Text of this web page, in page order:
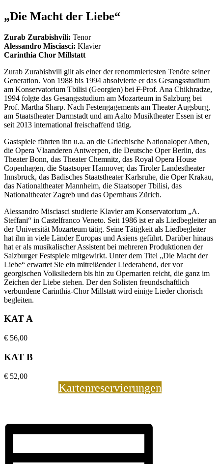
„Die Macht der Liebe“
Zurab Zurabishvili: Tenor
Alessandro Misciasci: Klavier
Carinthia Chor Millstatt
Zurab Zurabishvili gilt als einer der renommiertesten Tenöre seiner
Generation. Von 1988 bis 1994 absolvierte er das Gesangsstudium
am Konservatorium Tbilisi (Georgien) bei FProf. Ana Chikhradze,
1994 folgte das Gesangsstudium am Mozarteum in Salzburg bei
Prof. Martha Sharp. Nach Festengagements am Theater Augsburg,
am Staatstheater Darmstadt und am Aalto Musiktheater Essen ist er
seit 2013 international freischaffend tätig.
Gastspiele führten ihn u.a. an die Griechische Nationaloper Athen,
die Opera Vlaanderen Antwerpen, die Deutsche Oper Berlin, das
Theater Bonn, das Theater Chemnitz, das Royal Opera House
Copenhagen, die Staatsoper Hannover, das Tiroler Landestheater
Innsbruck, das Badisches Staatstheater Karlsruhe, die Oper Krakau,
das Nationaltheater Mannheim, die Staatsoper Tbilisi, das
Nationaltheater Zagreb und das Opernhaus Zürich.
Alessandro Misciasci studierte Klavier am Konservatorium „A.
Steffani“ in Castelfranco Veneto. Seit 1986 ist er als Liedbegleiter an
der Universität Mozarteum tätig. Seine Tätigkeit als Liedbegleiter
hat ihn in viele Länder Europas und Asiens geführt. Darüber hinaus
hat er als musikalischer Assistent bei mehreren Produktionen der
Salzburger Festspiele mitgewirkt. Unter dem Titel „Die Macht der
Liebe“ erwartet Sie ein mitreißender Liederabend, der vor
georgischen Volksliedern bis hin zu Opernarien reicht, die ganz im
Zeichen der Liebe stehen. Der den Solisten freundschaftlich
verbundene Carinthia-Chor Millstatt wird einige Lieder chorisch
begleiten.
KAT A
€ 56,00
KAT B
€ 52,00
Kartenreservierungen